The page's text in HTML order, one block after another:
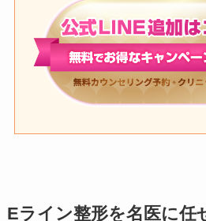
Eライン整形を名医に任